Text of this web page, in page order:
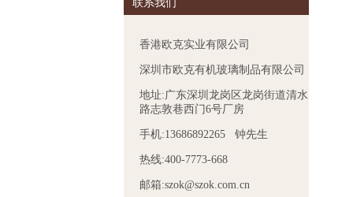
联系我们
香港欧克实业有限公司
深圳市欧克有机玻璃制品有限公司
地址:广东深圳龙岗区龙岗街道清水
路志敦巷西门6号厂房
手机:13686892265 钟先生
热线:400-7773-668
邮箱:szok@szok.com.cn